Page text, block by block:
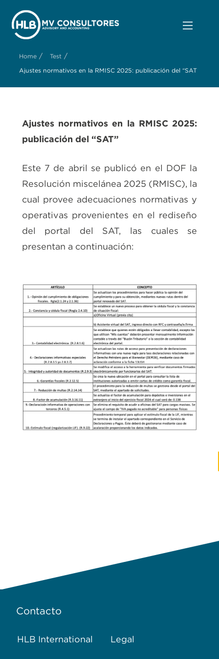
Home / Test /
Ajustes normativos en la RMISC 2025: publicación del “SAT
Ajustes normativos en la RMISC 2025:
publicación del “SAT”
Este 7 de abril se publicó en el DOF la
Resolución miscelánea 2025 (RMISC), la
cual provee adecuaciones normativas y
operativas provenientes en el rediseño
del portal del SAT, las cuales se
presentan a continuación:
Contacto
HLB International Legal